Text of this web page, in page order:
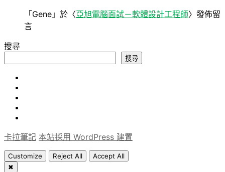
「Gene 」於〈亞旭電腦面試－軟體設計工程師〉發佈留
言
搜尋
搜尋
卡拉筆記 本站採用 WordPress 建置
Customize Reject All
Accept All
✖